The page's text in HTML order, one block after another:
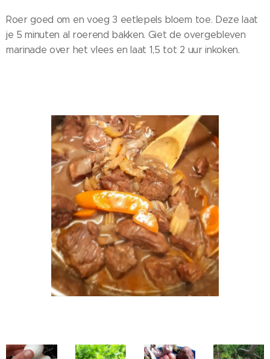
Roer goed om en voeg 3 eetlepels bloem toe. Deze laat
je 5 minuten al roerend bakken. Giet de overgebleven
marinade over het vlees en laat 1,5 tot 2 uur inkoken.